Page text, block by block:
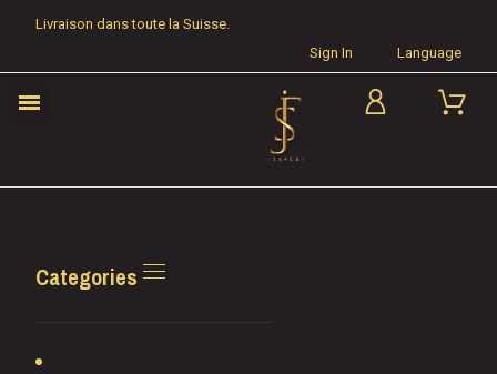
Livraison dans toute la Suisse.
Sign In
Language
Categories